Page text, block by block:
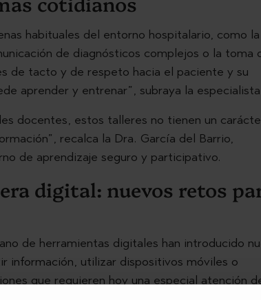
habituales del entorno hospitalario, como la
de diagnósticos complejos o la toma
de tacto y de respeto hacia el paciente y su
aprender y entrenar”, subraya la
docentes, estos talleres no tienen un
recalca la Dra. García del Barrio,
de aprendizaje seguro y participativo.
digital: nuevos retos
de herramientas digitales han introducido
información, utilizar dispositivos móviles o
que requieren hoy una especial atención